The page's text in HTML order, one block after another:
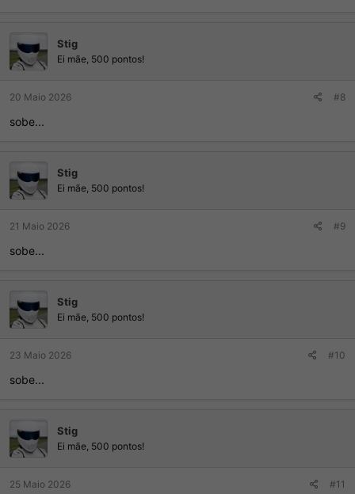
Stig
Ei mãe, 500 pontos!
20 Maio 2026 #8
sobe...
Stig
Ei mãe, 500 pontos!
21 Maio 2026 #9
sobe...
Stig
Ei mãe, 500 pontos!
23 Maio 2026 #10
sobe...
Stig
Ei mãe, 500 pontos!
25 Maio 2026 #11